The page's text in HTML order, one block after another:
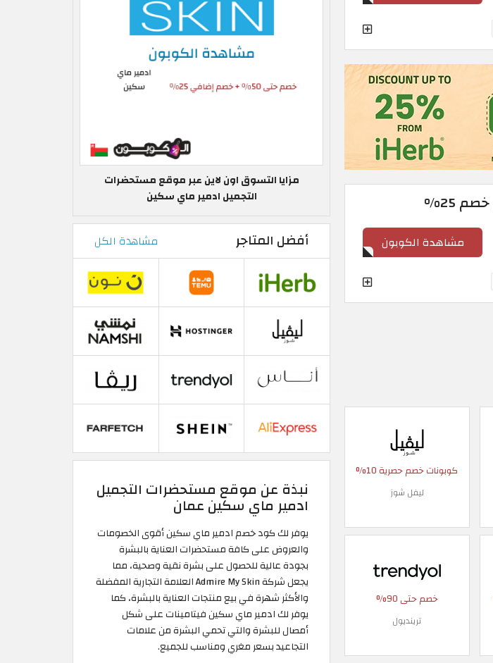
مشاهدة الكوبون
كوبونات خصم حصرية 10%
ليفل شوز
خصم حتى 90%
ترينديول
مزايا التسوق اون لاين عبر موقع مستحضرات
التجميل ادمير ماي سكين
أفضل المتاجر مشاهدة الكل
نبذة عن موقع مستحضرات التجميل
ادمير ماي سكين عمان
يوفر لك كود خصم ادمير ماي سكين أقوى الخصومات
والعروض على كافة مستحضرات العناية بالبشرة
بجودة عالية للحصول على بشرة نقية وصحية، مما
يجعل شركة Admire My Skin العلامة التجارية المفضلة
والأكثر شهرة في بيع منتجات العناية بالبشرة، كما
يوفر لك ادمير ماي سكين فيتامينات على شكل
أمصال للبشرة والتي تحمي البشرة من علامات
التجاعيد بسعر مغري ومناسب للجميع.